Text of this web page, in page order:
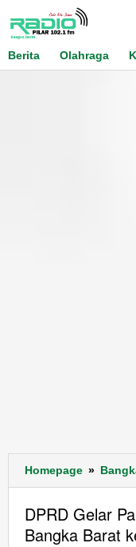
content
Berita
Olahraga
Homepage »
DPRD Gelar
Bangka Barat